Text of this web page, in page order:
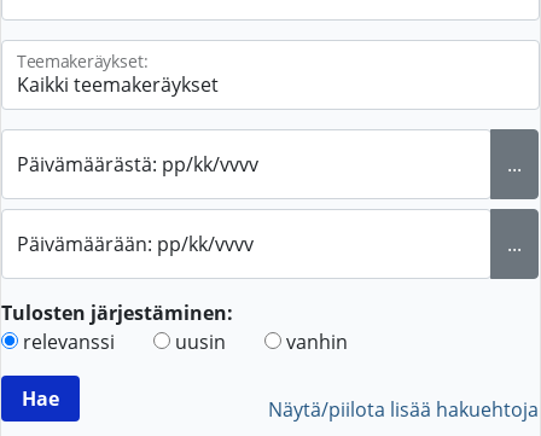
Teemakeräykset:
Päivämäärästä: pp/kk/vvvv ...
Päivämäärään: pp/kk/vvvv ...
Tulosten järjestäminen:
relevanssi
uusin vanhin
Näytä/piilota lisää hakuehtoja